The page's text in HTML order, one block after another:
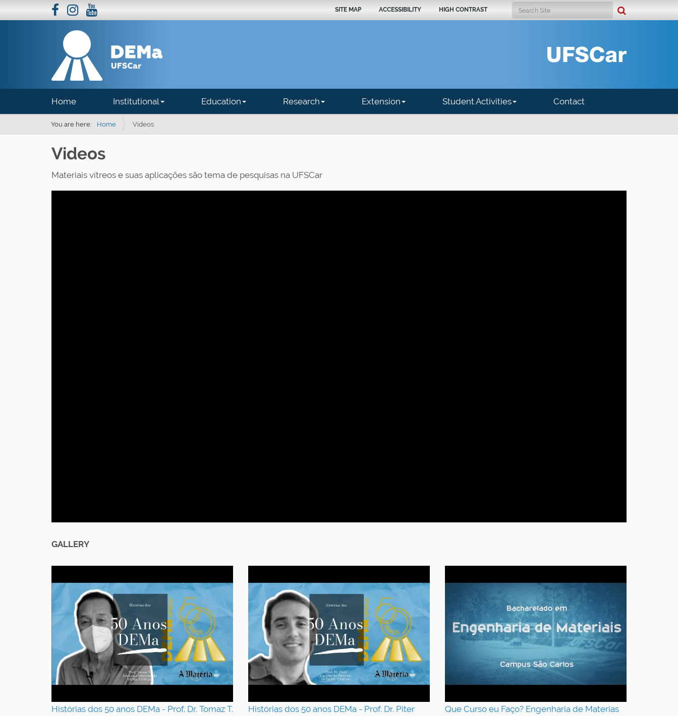
Search Site
SITE MAP ACCESSIBILITY HIGH CONTRAST
Home Institutional Education Research Extension Student Activities Contact
You are here: Home Videos
Videos
Materiais vítreos e suas aplicações são tema de pesquisas na UFSCar
GALLERY
Histórias dos 50 anos DEMa - Prof. Dr. Tomaz T.
Histórias dos 50 anos DEMa - Prof. Dr. Piter
Que Curso eu Faço? Engenharia de Materias